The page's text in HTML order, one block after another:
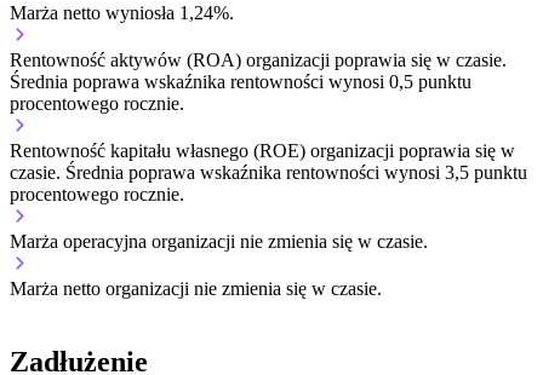
Marża netto wyniosła 1,24%.
Rentowność aktywów (ROA) organizacji poprawia się w czasie.
Średnia poprawa wskaźnika rentowności wynosi 0,5 punktu
procentowego rocznie.
Rentowność kapitału własnego (ROE) organizacji poprawia się w
czasie. Średnia poprawa wskaźnika rentowności wynosi 3,5 punktu
procentowego rocznie.
Marża operacyjna organizacji nie zmienia się w czasie.
Marża netto organizacji nie zmienia się w czasie.
Zadłużenie